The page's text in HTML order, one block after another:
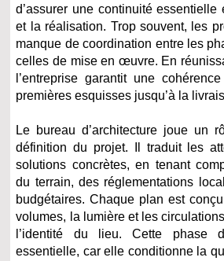
d’assurer une continuité essentielle
et la réalisation. Trop souvent, les
manque de coordination entre les
celles de mise en œuvre. En
l’entreprise garantit une
premières esquisses jusqu’à la
Le bureau d’architecture joue un
définition du projet. Il traduit les
solutions concrètes, en tenant
du terrain, des réglementations
budgétaires. Chaque plan est
volumes, la lumière et les
l’identité du lieu. Cette phase
essentielle, car elle conditionne la